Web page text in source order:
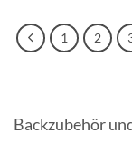
1 2
Backzubehör